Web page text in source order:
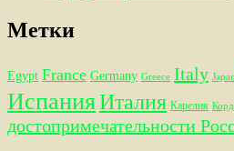
Метки
Egypt France Germany Greece Italy
ИспанияИталия Карелия
достопримечательности